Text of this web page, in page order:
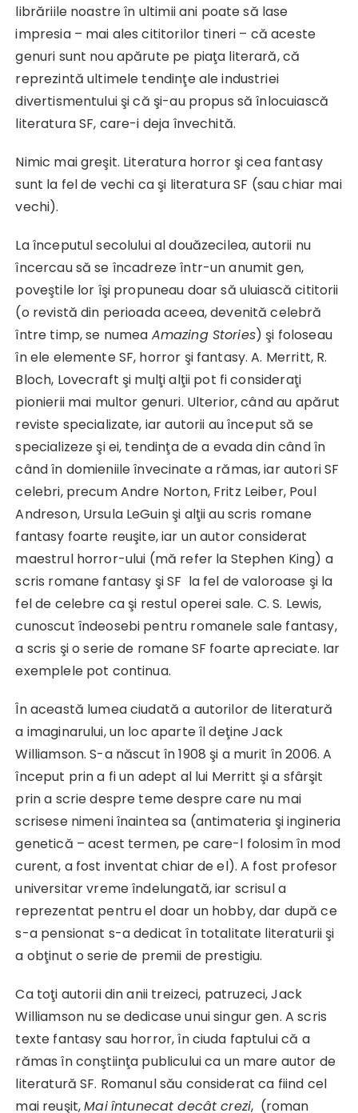
librăriile noastre în ultimii ani poate să lase
impresia – mai ales cititorilor tineri – că aceste
genuri sunt nou apărute pe piaţa literară, că
reprezintă ultimele tendinţe ale industriei
divertismentului şi că şi-au propus să înlocuiască
literatura SF, care-i deja învechită.
Nimic mai greşit. Literatura horror şi cea fantasy
sunt la fel de vechi ca şi literatura SF (sau chiar mai
vechi).
La începutul secolului al douăzecilea, autorii nu
încercau să se încadreze într-un anumit gen,
poveştile lor îşi propuneau doar să uluiască cititorii
(o revistă din perioada aceea, devenită celebră
între timp, se numea Amazing Stories) şi foloseau
în ele elemente SF, horror şi fantasy. A. Merritt, R.
Bloch, Lovecraft şi mulţi alţii pot fi consideraţi
pionierii mai multor genuri. Ulterior, când au apărut
reviste specializate, iar autorii au început să se
specializeze şi ei, tendinţa de a evada din când în
când în domieniile învecinate a rămas, iar autori SF
celebri, precum Andre Norton, Fritz Leiber, Poul
Andreson, Ursula LeGuin şi alţii au scris romane
fantasy foarte reuşite, iar un autor considerat
maestrul horror-ului (mă refer la Stephen King) a
scris romane fantasy şi SF la fel de valoroase şi la
fel de celebre ca şi restul operei sale. C. S. Lewis,
cunoscut îndeosebi pentru romanele sale fantasy,
a scris şi o serie de romane SF foarte apreciate. Iar
exemplele pot continua.
În această lumea ciudată a autorilor de literatură
a imaginarului, un loc aparte îl deţine Jack
Williamson. S-a născut în 1908 şi a murit în 2006. A
început prin a fi un adept al lui Merritt şi a sfârşit
prin a scrie despre teme despre care nu mai
scrisese nimeni înaintea sa (antimateria şi ingineria
genetică – acest termen, pe care-l folosim în mod
curent, a fost inventat chiar de el). A fost profesor
universitar vreme îndelungată, iar scrisul a
reprezentat pentru el doar un hobby, dar după ce
s-a pensionat s-a dedicat în totalitate literaturii şi
a obţinut o serie de premii de prestigiu.
Ca toţi autorii din anii treizeci, patruzeci, Jack
Williamson nu se dedicase unui singur gen. A scris
texte fantasy sau horror, în ciuda faptului că a
rămas în conştiinţa publicului ca un mare autor de
literatură SF. Romanul său considerat ca fiind cel
mai reuşit,Maiîntunecat decât crezi, (roman